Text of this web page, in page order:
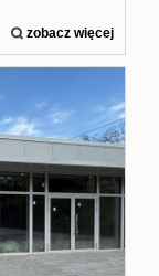
zobacz więcej